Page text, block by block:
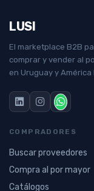
LUSI
El marketplace B2B
comprar y vender al
en Uruguay y América
COMPRADORES
Buscar proveedores
Compra al por mayor
Catálogos